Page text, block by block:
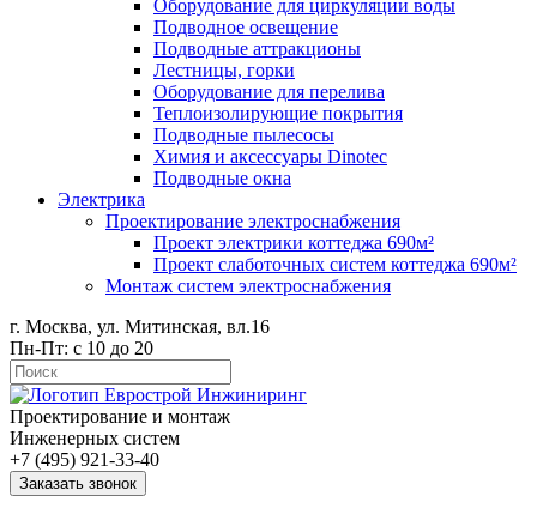
Оборудование для циркуляции воды
Подводное освещение
Подводные аттракционы
Лестницы, горки
Оборудование для перелива
Теплоизолирующие покрытия
Подводные пылесосы
Химия и аксессуары Dinotec
Подводные окна
Электрика
Проектирование электроснабжения
Проект электрики коттеджа 690м²
Проект слаботочных систем коттеджа 690м²
Монтаж систем электроснабжения
г. Москва, ул. Митинская, вл.16
Пн-Пт: с 10 до 20
Проектирование и монтаж
Инженерных систем
+7 (495) 921-33-40
Заказать звонок